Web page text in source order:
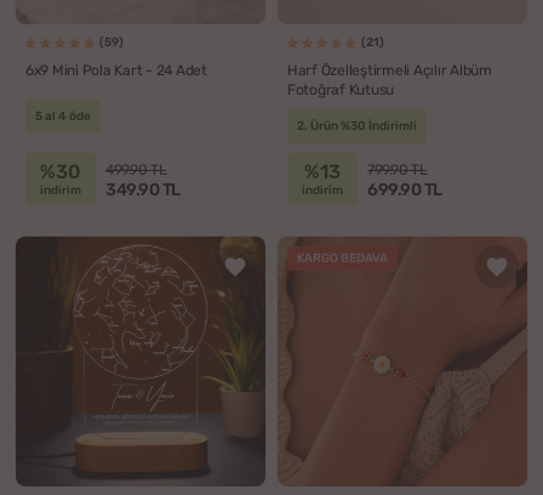
(59)
6x9 Mini Pola Kart - 24 Adet
5 al 4 öde
%30
indirim
499.90 TL
349.90 TL
(21)
Harf Özelleştirmeli Açılır Albüm
Fotoğraf Kutusu
2. Ürün %30 İndirimli
%13
indirim
799.90 TL
699.90 TL
KARGO BEDAVA